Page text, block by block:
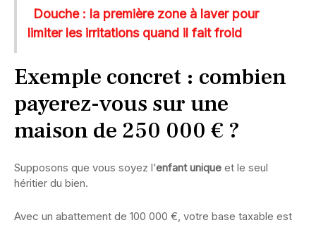
Douche : la première zone à laver pour
limiter les irritations quand il fait froid
Exemple concret : combien
payerez-vous sur une
maison de 250 000 € ?
Supposons que vous soyez l’enfant unique et le seul
héritier du bien.
Avec un abattement de 100 000 €, votre base taxable est